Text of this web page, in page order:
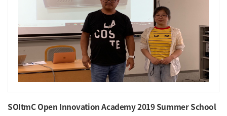
SOItmC Open Innovation Academy 2019 Summer School